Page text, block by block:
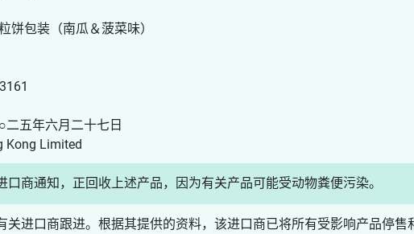
饼包装（南瓜＆菠菜味）
二五年六月二十七日
Kong Limited
口商通知，正回收上述产品，因为有关产品可能受动物粪便污染。
关进口商跟进。根据其提供的资料，该进口商已将所有受影响产品停售